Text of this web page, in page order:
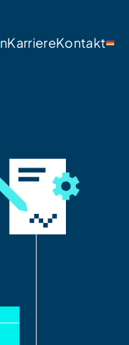
KarriereKontakt